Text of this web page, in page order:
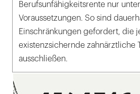
Berufsunfähigkeitsrente nur
Voraussetzungen. So sind
Einschränkungen gefordert, die
existenzsichernde zahnärztliche
ausschließen.